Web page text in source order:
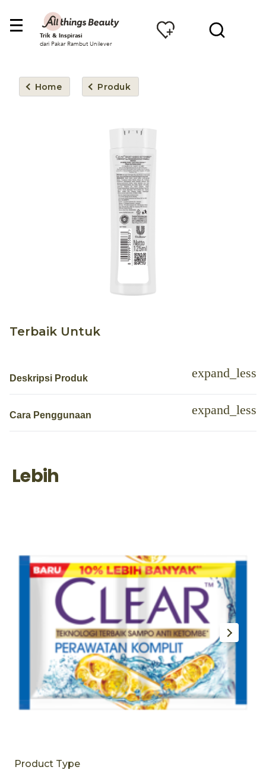
Trik & Inspirasi
dari Pakar Rambut Unilever
Home Produk
Terbaik Untuk
Deskripsi Produk
Cara Penggunaan
Lebih
Product Type